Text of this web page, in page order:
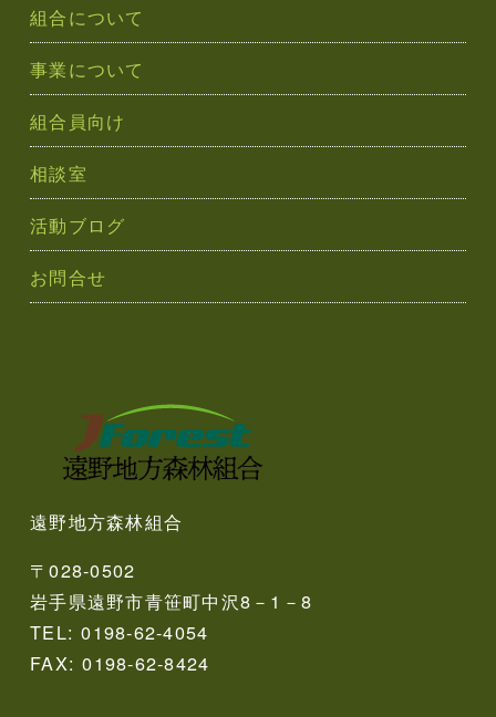
ン
組合について
事業について
組合員向け
相談室
活動ブログ
お問合せ
遠野地方森林組合
〒028-0502
岩手県遠野市青笹町中沢8－1－8
TEL: 0198-62-4054
FAX: 0198-62-8424